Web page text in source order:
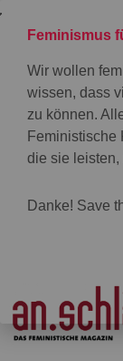
InhaltFeminismus
Wir wollen
wissen, dass
zu können.
Feministische
die sie leisten,
Danke! Save